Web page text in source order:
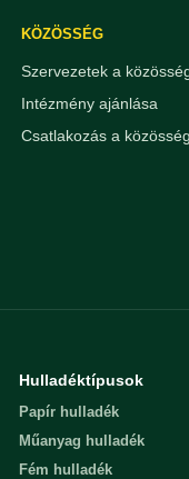
KÖZÖSSÉG
Szervezetek a
Intézmény ajánlása
Csatlakozás a
Hulladéktípusok
Papír hulladék
Műanyag hulladék
Fém hulladék